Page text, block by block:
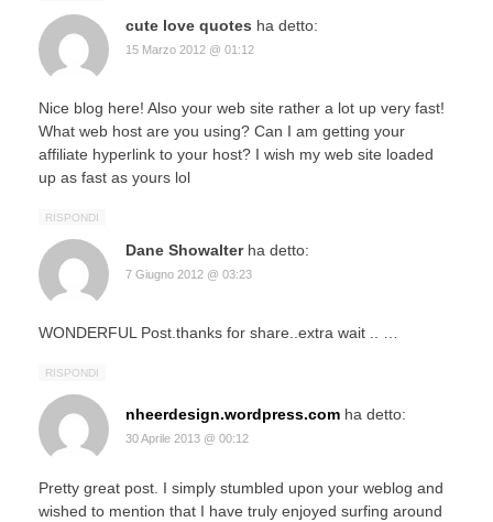
cute love quotes ha detto:
15 Marzo 2012 @ 01:12
Nice blog here! Also your web site rather a lot up very fast!
What web host are you using? Can I am getting your
affiliate hyperlink to your host? I wish my web site loaded
up as fast as yours lol
RISPONDI
Dane Showalter ha detto:
7 Giugno 2012 @ 03:23
WONDERFUL Post.thanks for share..extra wait .. …
RISPONDI
nheerdesign.wordpress.com ha detto:
30 Aprile 2013 @ 00:12
Pretty great post. I simply stumbled upon your weblog and
wished to mention that I have truly enjoyed surfing around